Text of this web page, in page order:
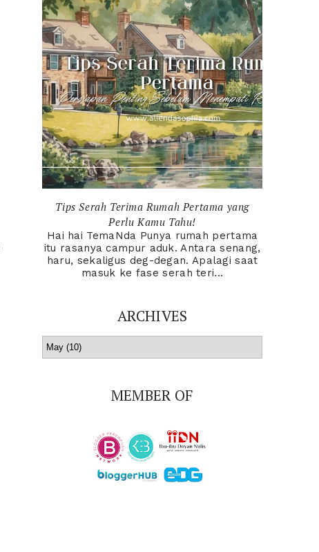
Tips Serah Terima Rumah Pertama yang
Perlu Kamu Tahu!
Hai hai TemaNda Punya rumah pertama
itu rasanya campur aduk. Antara senang,
haru, sekaligus deg-degan. Apalagi saat
masuk ke fase serah teri...
ARCHIVES
MEMBER OF